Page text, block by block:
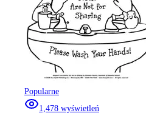
Popularne
1,478 wyświetleń